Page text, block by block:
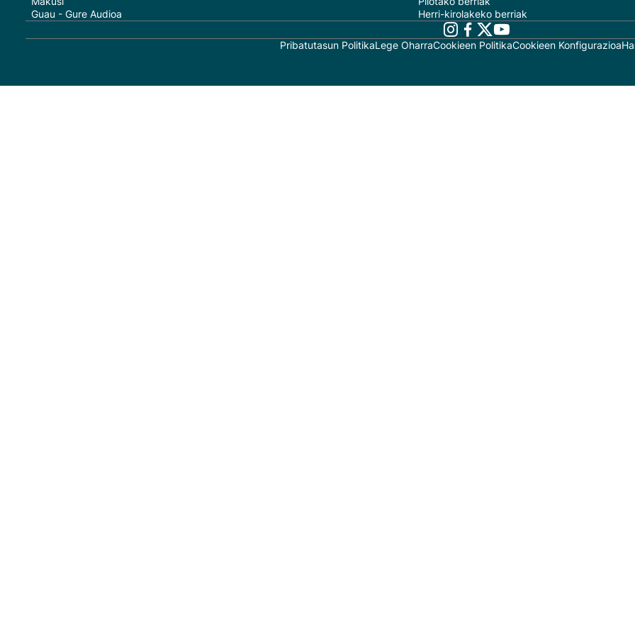
Guau - Gure Audioa
Herri-kirolakeko berriak
Pribatutasun PolitikaLege OharraCookieen PolitikaCookieen Konfigurazioa